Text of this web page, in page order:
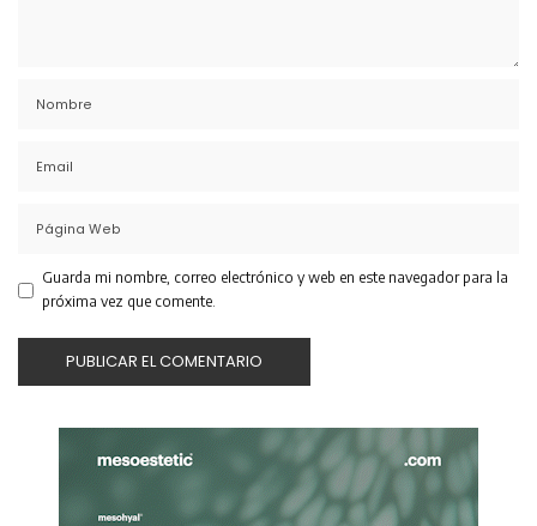
Guarda mi nombre, correo electrónico y web en este navegador para la
próxima vez que comente.